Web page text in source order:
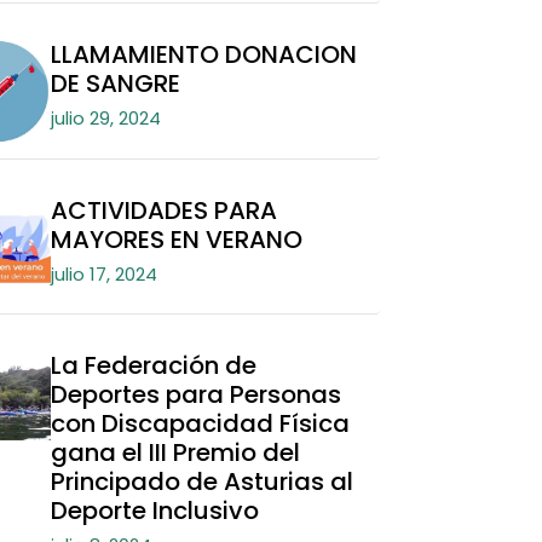
LLAMAMIENTO DONACION
DE SANGRE
julio 29, 2024
ACTIVIDADES PARA
MAYORES EN VERANO
julio 17, 2024
La Federación de
Deportes para Personas
con Discapacidad Física
gana el III Premio del
Principado de Asturias al
Deporte Inclusivo